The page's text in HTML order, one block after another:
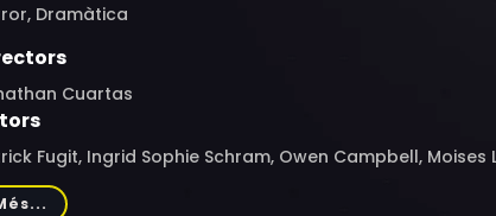
Dramàtica
Cuartas
Fugit, Ingrid Sophie Schram, Owen Campbell,
Nancy Fong, Steve Brown, Micah White, Adrienne